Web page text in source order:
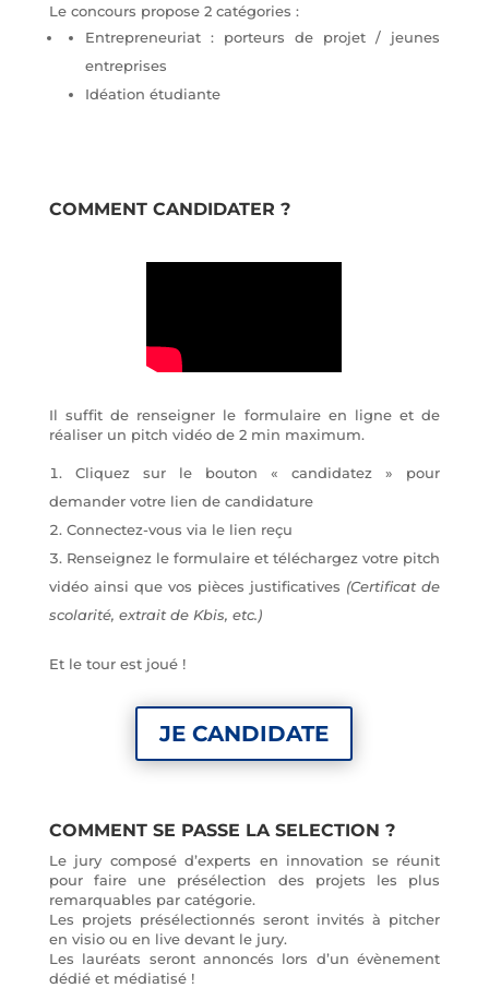
Le concours propose 2 catégories :
Entrepreneuriat : porteurs de projet / jeunes
entreprises
Idéation étudiante
COMMENT CANDIDATER ?
Il suffit de renseigner le formulaire en ligne et de
réaliser un pitch vidéo de 2 min maximum.
Cliquez sur le bouton « candidatez » pour
demander votre lien de candidature
Connectez-vous via le lien reçu
Renseignez le formulaire et téléchargez votre pitch
vidéo ainsi que vos pièces justificatives (Certificat de
scolarité, extrait de Kbis, etc.)
Et le tour est joué !
JE CANDIDATE
COMMENT SE PASSE LA SELECTION ?
Le jury composé d’experts en innovation se réunit
pour faire une présélection des projets les plus
remarquables par catégorie.
Les projets présélectionnés seront invités à pitcher
en visio ou en live devant le jury.
Les lauréats seront annoncés lors d’un évènement
dédié et médiatisé !